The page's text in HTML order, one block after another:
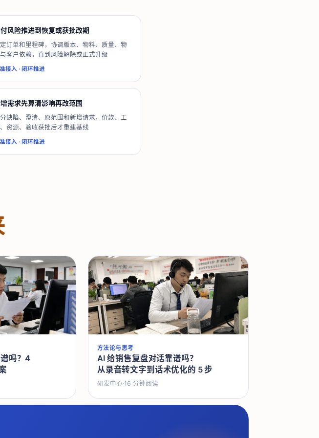
风险推进到恢复或获批改期
订单和里程碑，协调版本、物料、质量、物
客户依赖，直到风险解除或正式升级
接入 ·闭环推进
需求先算清影响再改范围
缺陷、澄清、原范围和新增请求，价款、工
资源、验收获批后才重建基线
接入 ·闭环推进
吗？4
方法论与思考
AI 给销售复盘对话靠谱吗？
从录音转文字到话术优化的 5 步
研发中心·16 分钟阅读